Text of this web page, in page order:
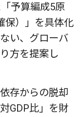
予算編成5原
保）」を具体化
い、グローバ
方を提案し
存からの脱却
GDP比」を財